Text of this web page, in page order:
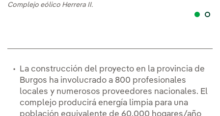
Complejo eólico Herrera II.
La construcción del proyecto en la provincia de
Burgos ha involucrado a 800 profesionales
locales y numerosos proveedores nacionales. El
complejo producirá energía limpia para una